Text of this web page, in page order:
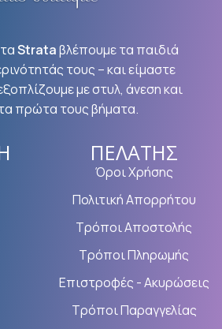
Strataβλέπουμε τα παιδιά
τους – και είμαστε
με στυλ, άνεση και
πρώτα τους βήματα.
ΠΕΛΆΤΗΣ
Όροι Χρήσης
Πολιτική Απορρήτου
Τρόποι Αποστολής
Τρόποι Πληρωμής
Επιστροφές - Ακυρώσεις
Τρόποι Παραγγελίας